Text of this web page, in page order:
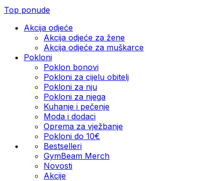
Top ponude
Akcija odjeće
Akcija odjeće za žene
Akcija odjeće za muškarce
Pokloni
Poklon bonovi
Pokloni za cijelu obitelj
Pokloni za nju
Pokloni za njega
Kuhanje i pečenje
Moda i dodaci
Oprema za vježbanje
Pokloni do 10€
Bestselleri
GymBeam Merch
Novosti
Akcije